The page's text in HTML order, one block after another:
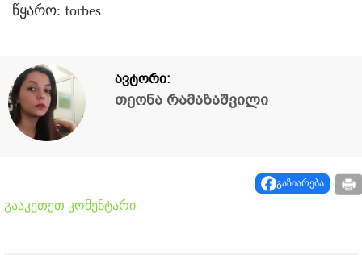
წყარო: forbes
ავტორი:
თეონა რამაზაშვილი
გაზიარება
გააკეთეთ კომენტარი